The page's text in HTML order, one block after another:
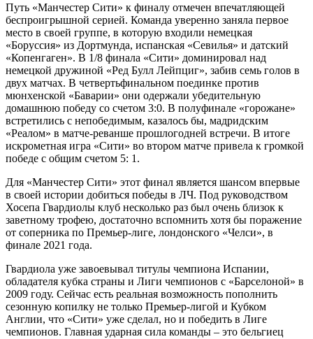
Путь «Манчестер Сити» к финалу отмечен впечатляющей
беспроигрышной серией. Команда уверенно заняла первое
место в своей группе, в которую входили немецкая
«Боруссия» из Дортмунда, испанская «Севилья» и датский
«Копенгаген». В 1/8 финала «Сити» доминировал над
немецкой дружиной «Ред Булл Лейпциг», забив семь голов в
двух матчах. В четвертьфинальном поединке против
мюнхенской «Баварии» они одержали убедительную
домашнюю победу со счетом 3:0. В полуфинале «горожане»
встретились с непобедимым, казалось бы, мадридским
«Реалом» в матче-реванше прошлогодней встречи. В итоге
искрометная игра «Сити» во втором матче привела к громкой
победе с общим счетом 5: 1.
Для «Манчестер Сити» этот финал является шансом впервые
в своей истории добиться победы в ЛЧ. Под руководством
Хосепа Гвардиолы клуб несколько раз был очень близок к
заветному трофею, достаточно вспомнить хотя бы поражение
от соперника по Премьер-лиге, лондонского «Челси», в
финале 2021 года.
Гвардиола уже завоевывал титулы чемпиона Испании,
обладателя кубка страны и Лиги чемпионов с «Барселоной» в
2009 году. Сейчас есть реальная возможность пополнить
сезонную копилку не только Премьер-лигой и Кубком
Англии, что «Сити» уже сделал, но и победить в Лиге
чемпионов. Главная ударная сила команды – это бельгиец